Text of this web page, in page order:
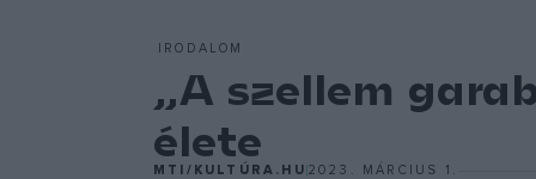
IRODALOM
„A szellem
élete
MTI/KULTÚRA.HU 2023. MÁRCIUS 1.